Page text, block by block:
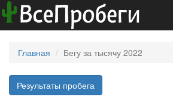
Главная Бегу за тысячу 2022
Результаты пробега